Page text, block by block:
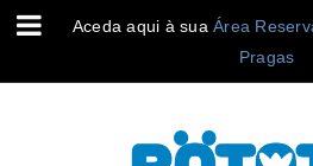
Aceda aqui à sua Área
Pragas